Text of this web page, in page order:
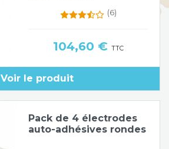
(6)
Prix
104,60 € TTC
Voir le produit
Pack de 4 électrodes
auto-adhésives rondes